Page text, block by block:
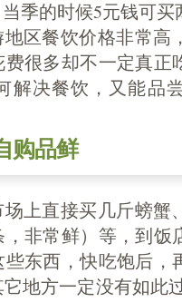
季的时候5元钱可
餐饮价格非常高
很多却不一定真正
解决餐饮，又能品
购品鲜
直接买几斤螃蟹
非常鲜）等，到饭
东西，快吃饱后，
地方一定没有如此